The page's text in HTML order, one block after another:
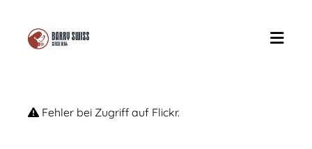
Fehler bei Zugriff auf Flickr.